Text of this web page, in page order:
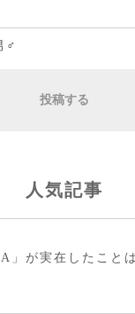
♂
投稿する
人気記事
」が実在したこと